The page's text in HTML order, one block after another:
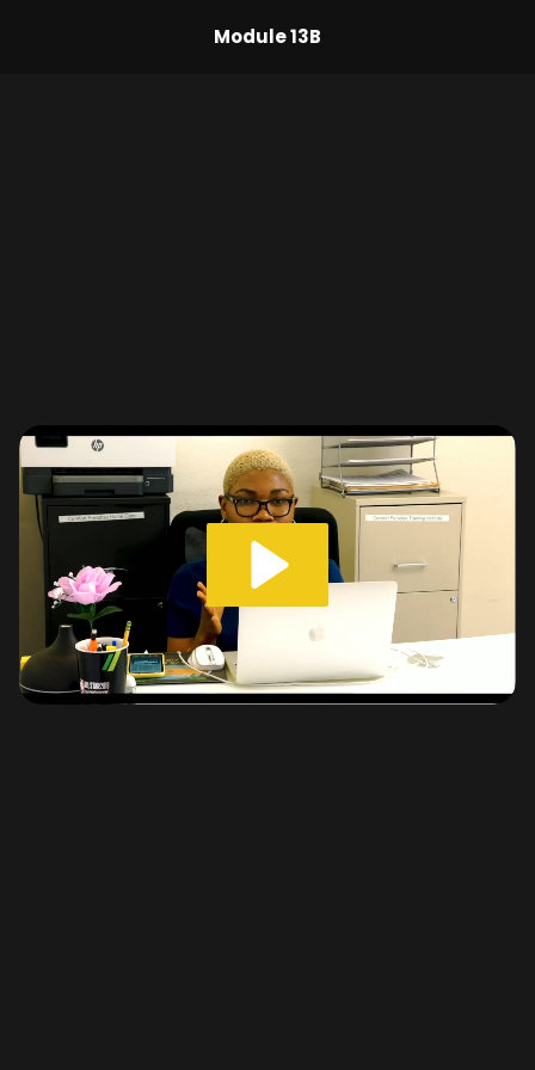
Module 13B